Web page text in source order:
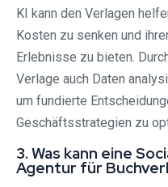
KI kann den Verlagen
Kosten zu senken und
Erlebnisse zu bieten.
Verlage auch Daten
um fundierte
Geschäftsstrategien zu
3. Was kann eine
Agentur für